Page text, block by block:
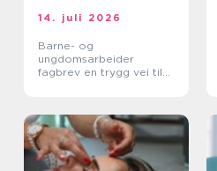
14. juli 2026
Barne- og
ungdomsarbeider
fagbrev en trygg vei til